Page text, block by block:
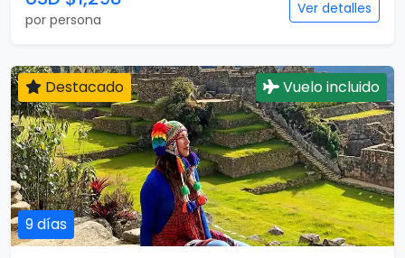
por persona
Ver detalles
9 días
Destacado Vuelo incluido